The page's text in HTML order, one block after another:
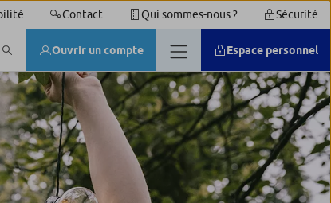
Contact Qui sommes-nous ? Sécurité
Ouvrir un compte Espace personnel